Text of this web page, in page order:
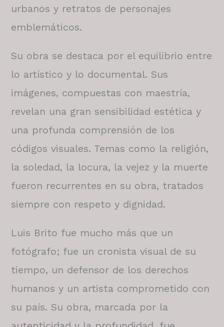
urbanos y retratos de personajes
emblemáticos.
Su obra se destaca por el equilibrio entre
lo artístico y lo documental. Sus
imágenes, compuestas con maestría,
revelan una gran sensibilidad estética y
una profunda comprensión de los
códigos visuales. Temas como la religión,
la soledad, la locura, la vejez y la muerte
fueron recurrentes en su obra, tratados
siempre con respeto y dignidad.
Luis Brito fue mucho más que un
fotógrafo; fue un cronista visual de su
tiempo, un defensor de los derechos
humanos y un artista comprometido con
su país. Su obra, marcada por la